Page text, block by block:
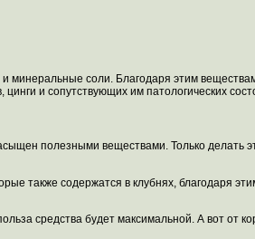
минеральные соли. Благодаря этим
и сопутствующих им патологических
полезными веществами. Только делать
также содержатся в клубнях, благодаря
средства будет максимальной. А вот от